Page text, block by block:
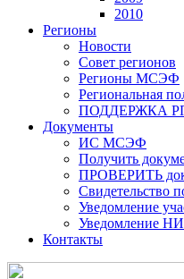
2010
Регионы
Новости
Совет регионов
Регионы МСЭФ
Региональная
ПОДДЕРЖКА
Документы
ИС МСЭФ
Получить
ПРОВЕРИТЬ
Свидетельство
Уведомление
Уведомление
Контакты